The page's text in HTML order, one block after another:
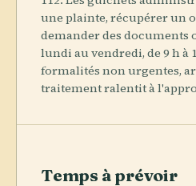
une plainte, récupérer un
demander des documents
lundi au vendredi, de 9 h à
formalités non urgentes,
traitement ralentit à
Temps à prévoir